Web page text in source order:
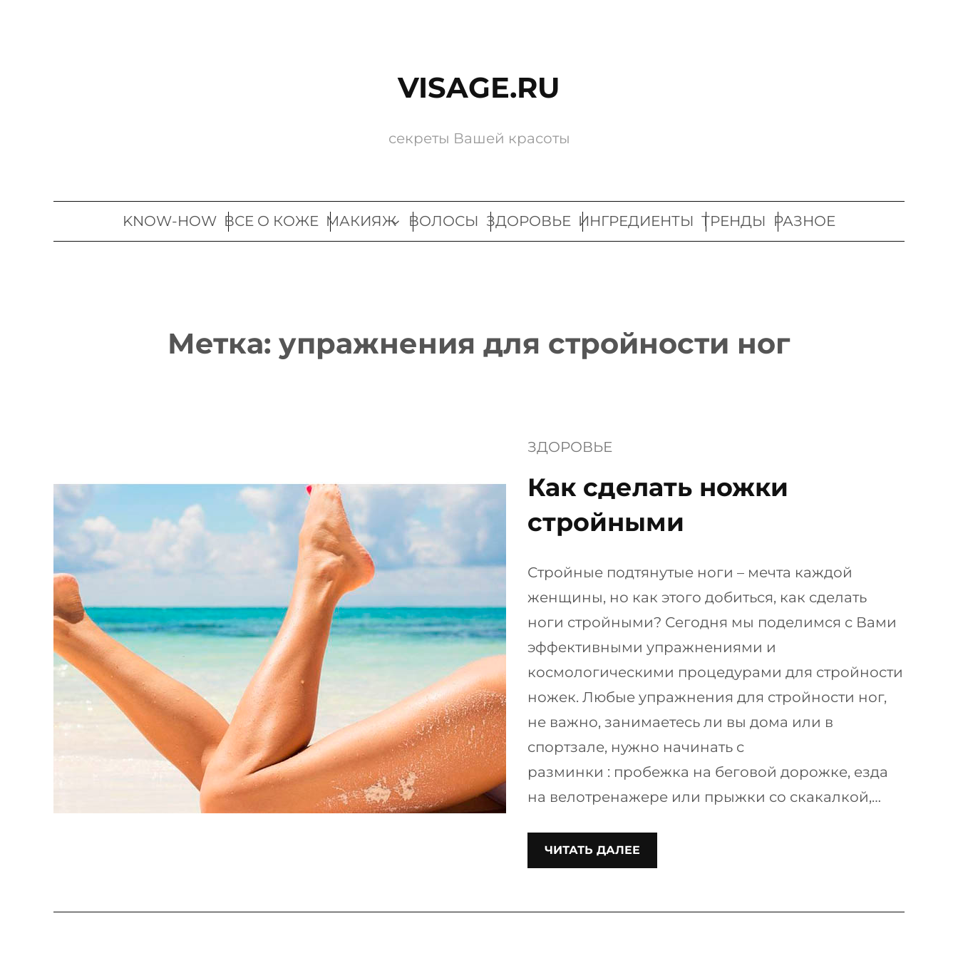
VISAGE.RU
секреты Вашей красоты
KNOW-HOW ВСЕ О КОЖЕ МАКИЯЖ ВОЛОСЫ ЗДОРОВЬЕ ИНГРЕДИЕНТЫ ТРЕНДЫ РАЗНОЕ
Метка: упражнения для стройности ног
ЗДОРОВЬЕ
Как сделать ножки
стройными
Стройные подтянутые ноги – мечта каждой
женщины, но как этого добиться, как сделать
ноги стройными? Сегодня мы поделимся с Вами
эффективными упражнениями и
космологическими процедурами для стройности
ножек. Любые упражнения для стройности ног,
не важно, занимаетесь ли вы дома или в
спортзале, нужно начинать с
разминки : пробежка на беговой дорожке, езда
на велотренажере или прыжки со скакалкой,…
ЧИТАТЬ ДАЛЕЕ